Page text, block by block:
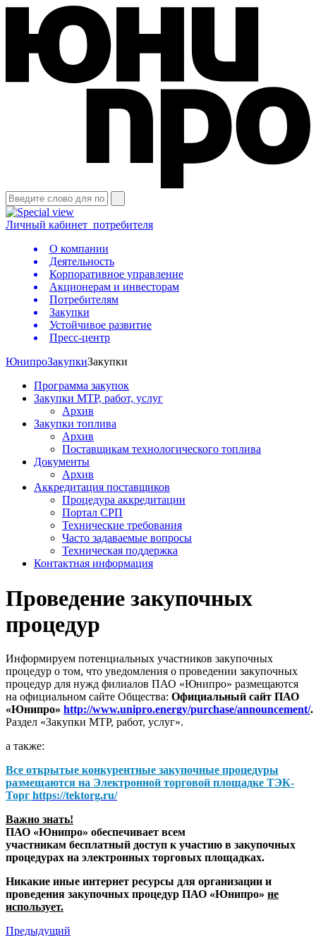
Личный кабинет потребителя
О компании
Деятельность
Корпоративное управление
Акционерам и инвесторам
Потребителям
Закупки
Устойчивое развитие
Пресс-центр
ЮнипроЗакупкиЗакупки
Программа закупок
Закупки МТР, работ, услуг
Архив
Закупки топлива
Архив
Поставщикам технологического топлива
Документы
Архив
Аккредитация поставщиков
Процедура аккредитации
Портал СРП
Технические требования
Часто задаваемые вопросы
Техническая поддержка
Контактная информация
Проведение закупочных
процедур
Информируем потенциальных участников закупочных
процедур о том, что уведомления о проведении закупочных
процедур для нужд филиалов ПАО «Юнипро» размещаются
на официальном сайте Общества: Официальный сайт ПАО
«Юнипро» http://www.unipro.energy/purchase/announcement/.
Раздел «Закупки МТР, работ, услуг».
а также:
Все открытые конкурентные закупочные процедуры
размещаются на Электронной торговой площадке ТЭК-
Торг https://tektorg.ru/
Важно знать!
ПАО «Юнипро» обеспечивает всем
участникам бесплатный доступ к участию в закупочных
процедурах на электронных торговых площадках.
Никакие иные интернет ресурсы для организации и
проведения закупочных процедур ПАО «Юнипро» не
использует.
Предыдущий